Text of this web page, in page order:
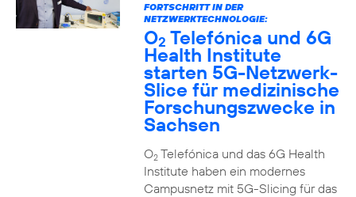
FORTSCHRITT IN DER
NETZWERKTECHNOLOGIE:
O2 Telefónica und 6G
Health Institute
starten 5G-Netzwerk-
Slice für medizinische
Forschungszwecke in
Sachsen
O2Telefónica und das 6G Health
Institute haben ein modernes
Campusnetz mit 5G-Slicing für das